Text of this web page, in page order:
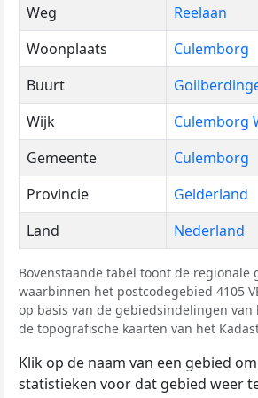
Weg
Reelaan
Woonplaats
Culemborg
Buurt
Wijk
Culemborg
Gemeente
Culemborg
Provincie
Gelderland
Land
Nederland
Bovenstaande tabel toont de regionale
waarbinnen het postcodegebied 4105
op basis van de gebiedsindelingen van
de topografische kaarten van het
Klik op de naam van een gebied
statistieken voor dat gebied weer